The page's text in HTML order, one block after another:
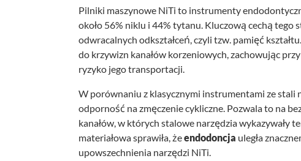
Pilniki maszynowe NiTi to instrumenty
około 56% niklu i 44% tytanu. Kluczową cechą tego
odwracalnych odkształceń, czyli tzw. pamięć
do krzywizn kanałów korzeniowych, zachowując
ryzyko jego transportacji.
W porównaniu z klasycznymi instrumentami ze
odporność na zmęczenie cykliczne. Pozwala to na
kanałów, w których stalowe narzędzia wykazywały
materiałowa sprawiła, żeendodoncja uległa
upowszechnienia narzędzi NiTi.